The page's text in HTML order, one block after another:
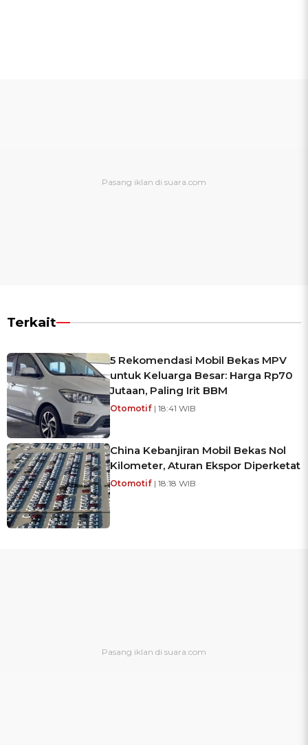
Terkait
5 Rekomendasi Mobil Bekas MPV
untuk Keluarga Besar: Harga Rp70
Jutaan, Paling Irit BBM
Otomotif | 18:41 WIB
China Kebanjiran Mobil Bekas Nol
Kilometer, Aturan Ekspor Diperketat
Otomotif | 18:18 WIB